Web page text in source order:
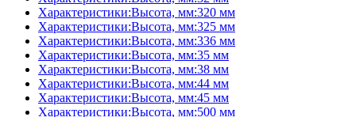
Характеристики:Высота, мм:320 мм
Характеристики:Высота, мм:325 мм
Характеристики:Высота, мм:336 мм
Характеристики:Высота, мм:35 мм
Характеристики:Высота, мм:38 мм
Характеристики:Высота, мм:44 мм
Характеристики:Высота, мм:45 мм
Характеристики:Высота, мм:500 мм